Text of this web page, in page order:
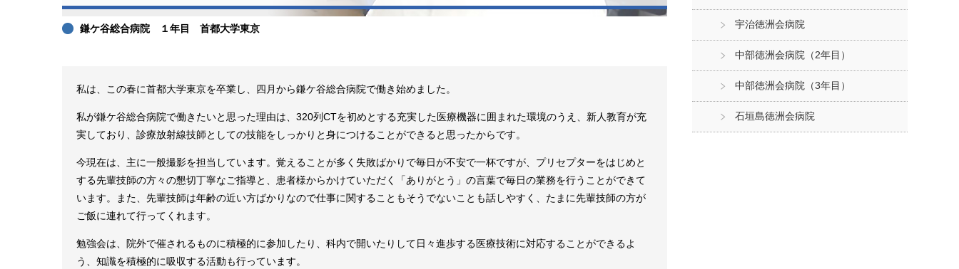
鎌ケ谷総合病院 １年目 首都大学東京
私は、この春に首都大学東京を卒業し、四月から鎌ケ谷総合病院で働き始めました。
私が鎌ケ谷総合病院で働きたいと思った理由は、320列CTを初めとする充実した医療機器に囲まれた環境のうえ、新人教育が充
実しており、診療放射線技師としての技能をしっかりと身につけることができると思ったからです。
今現在は、主に一般撮影を担当しています。覚えることが多く失敗ばかりで毎日が不安で一杯ですが、プリセプターをはじめと
する先輩技師の方々の懇切丁寧なご指導と、患者様からかけていただく「ありがとう」の言葉で毎日の業務を行うことができて
います。また、先輩技師は年齢の近い方ばかりなので仕事に関することもそうでないことも話しやすく、たまに先輩技師の方が
ご飯に連れて行ってくれます。
勉強会は、院外で催されるものに積極的に参加したり、科内で開いたりして日々進歩する医療技術に対応することができるよ
う、知識を積極的に吸収する活動も行っています。
宇治徳洲会病院
中部徳洲会病院（2年目）
中部徳洲会病院（3年目）
石垣島徳洲会病院